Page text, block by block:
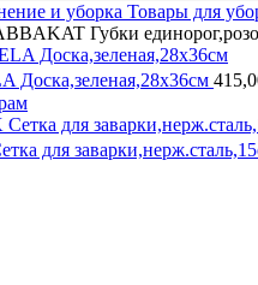
и уборка Товары для
Губки
Доска,зеленая,28x36см
для